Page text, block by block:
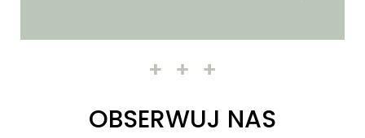
OBSERWUJ NAS